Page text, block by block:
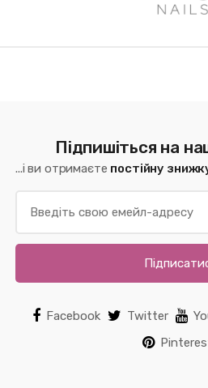
Підпишіться на
...і ви отримаєте постійну
Facebook Twitter